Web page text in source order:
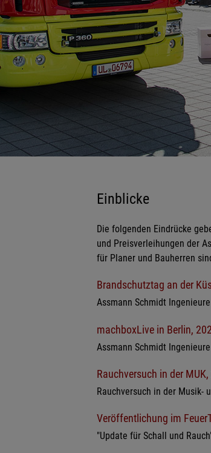
Einblicke
Die folgenden Eindrücke
und Preisverleihungen der
für Planer und Bauherren
Brandschutztag an der
Assmann Schmidt
machboxLive in Berlin,
Assmann Schmidt
Rauchversuch in der
Rauchversuch in der Musik-
Veröffentlichung im
"Update für Schall und